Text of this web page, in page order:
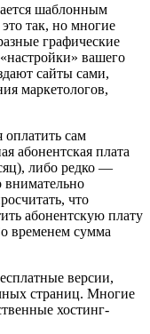
шаблонным
так, но многие
графические
вашего
сайты сами,
маркетологов,
оплатить сам
абонентская плата
либо редко —
внимательно
что
абонентскую плату
временем сумма
версии,
страниц. Многие
хостинг-